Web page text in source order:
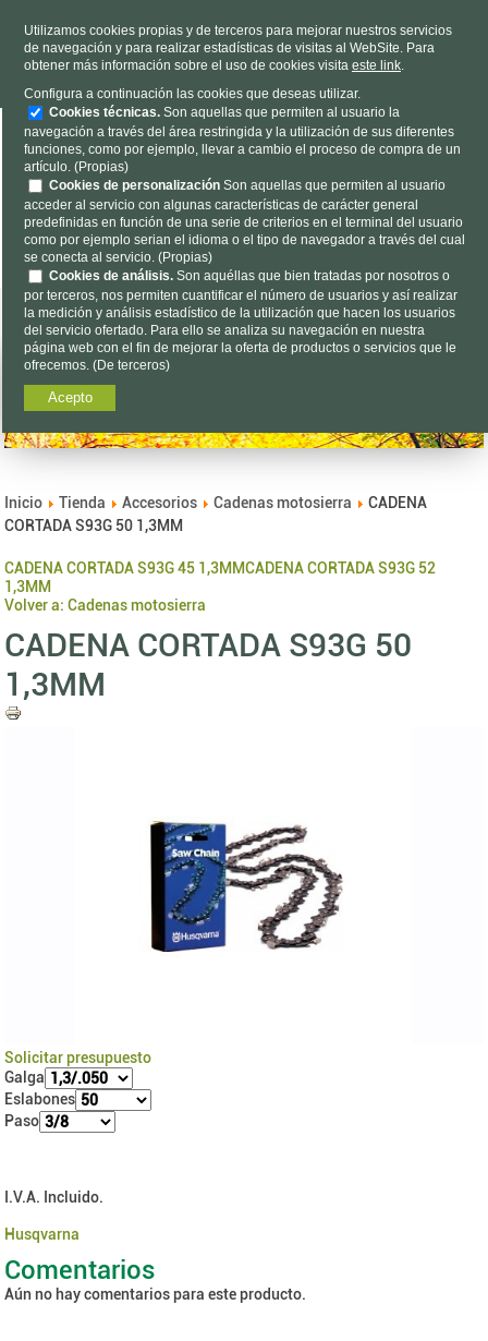
HORARIOL-V 9h a 19h S 9h a 13h
Dónde estamos |Contacto| Nosotros
Encuéntalo aquí...
Inicio Tienda Accesorios Cadenas motosierra
CADENA
CORTADA S93G 50 1,3MM
CADENA CORTADA S93G 45 1,3MMCADENA CORTADA S93G 52
1,3MM
Volver a: Cadenas motosierra
CADENA CORTADA S93G 50
1,3MM
Solicitar presupuesto
Galga
Eslabones
Paso
I.V.A. Incluido.
Husqvarna
Comentarios
Aún no hay comentarios para este producto.
Utilizamos cookies propias y de terceros para mejorar nuestros servicios
de navegación y para realizar estadísticas de visitas al WebSite. Para
obtener más información sobre el uso de cookies visita este link.
Configura a continuación las cookies que deseas utilizar.
Cookies técnicas. Son aquellas que permiten al usuario la
navegación a través del área restringida y la utilización de sus diferentes
funciones, como por ejemplo, llevar a cambio el proceso de compra de un
artículo. (Propias)
Cookies de personalización Son aquellas que permiten al usuario
acceder al servicio con algunas características de carácter general
predefinidas en función de una serie de criterios en el terminal del usuario
como por ejemplo serian el idioma o el tipo de navegador a través del cual
se conecta al servicio. (Propias)
Cookies de análisis. Son aquéllas que bien tratadas por nosotros o
por terceros, nos permiten cuantificar el número de usuarios y así realizar
la medición y análisis estadístico de la utilización que hacen los usuarios
del servicio ofertado. Para ello se analiza su navegación en nuestra
página web con el fin de mejorar la oferta de productos o servicios que le
ofrecemos. (De terceros)
Acepto